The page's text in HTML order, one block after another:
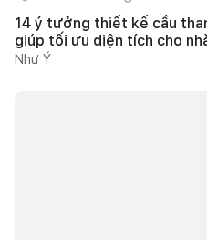
14 ý tưởng thiết kế cầu
giúp tối ưu diện tích cho
Như Ý